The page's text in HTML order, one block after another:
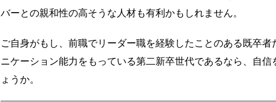
バーとの親和性の高そうな人材も有利かもしれません。
ご自身がもし、前職でリーダー職を経験したことのある既卒
ニケーション能力をもっている第二新卒世代であるなら、自
ょうか。